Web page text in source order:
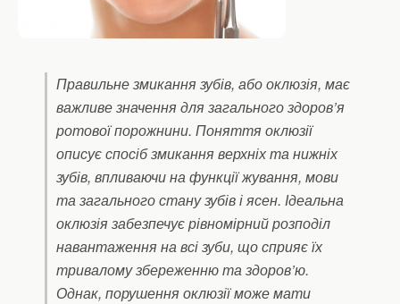
Правильне змикання зубів, або оклюзія, має
важливе значення для загального здоров’я
ротової порожнини. Поняття оклюзії
описує спосіб змикання верхніх та нижніх
зубів, впливаючи на функції жування, мови
та загального стану зубів і ясен. Ідеальна
оклюзія забезпечує рівномірний розподіл
навантаження на всі зуби, що сприяє їх
тривалому збереженню та здоров’ю.
Однак, порушення оклюзії може мати